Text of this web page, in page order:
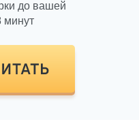
до вашей
минут